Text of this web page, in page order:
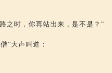
之时，你再站出来，是不是？”
”大声叫道：